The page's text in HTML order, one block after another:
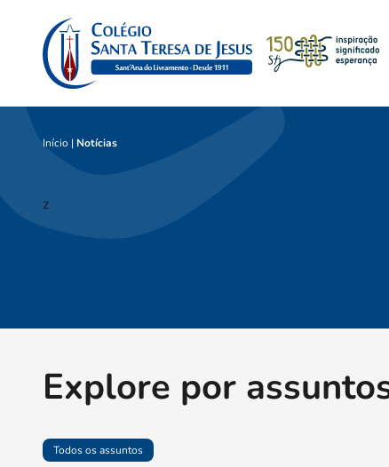
Início | Notícias
z
Explore por
Todos os assuntos